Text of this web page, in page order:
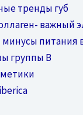
тренды губ
важный
питания
группы В